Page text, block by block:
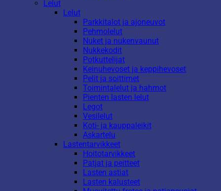
Lelut
Lelut
Parkkitalot ja ajoneuvot
Pehmolelut
Nuket ja nukenvaunut
Nukkekodit
Potkuttelijat
Keinuhevoset ja keppihevoset
Pelit ja soittimet
Toimintalelut ja hahmot
Pienten lasten lelut
Legot
Vesilelut
Koti- ja kauppaleikit
Askartelu
Lastentarvikkeet
Hoitotarvikkeet
Patjat ja peitteet
Lasten astiat
Lasten kalusteet